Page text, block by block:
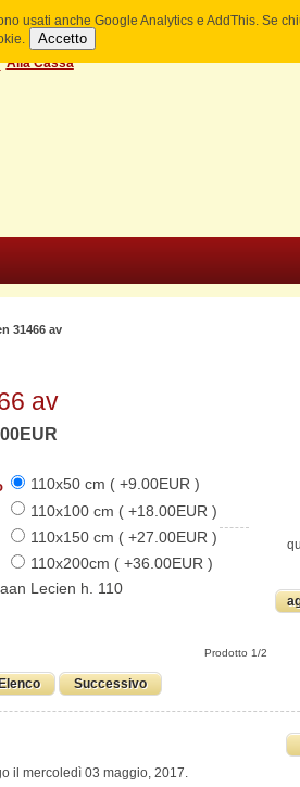
usati anche Google Analytics e AddThis. Se
Accetto
Alla Cassa
31466 av
av
110x50 cm ( +9.00EUR )
110x100 cm ( +18.00EUR )
110x150 cm ( +27.00EUR )
110x200cm ( +36.00EUR )
Lecien h. 110
Prodotto 1/2
Elenco Successivo
il mercoledì 03 maggio, 2017.